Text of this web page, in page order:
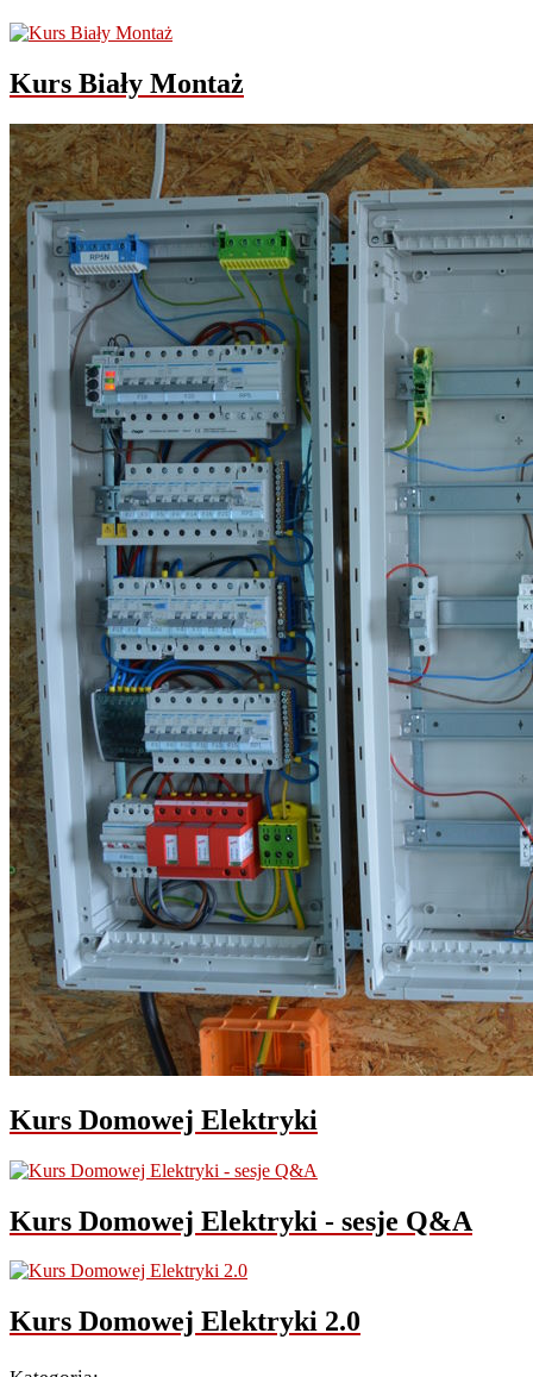
Kurs Biały Montaż
Kurs Domowej Elektryki
Kurs Domowej Elektryki - sesje Q&A
Kurs Domowej Elektryki 2.0